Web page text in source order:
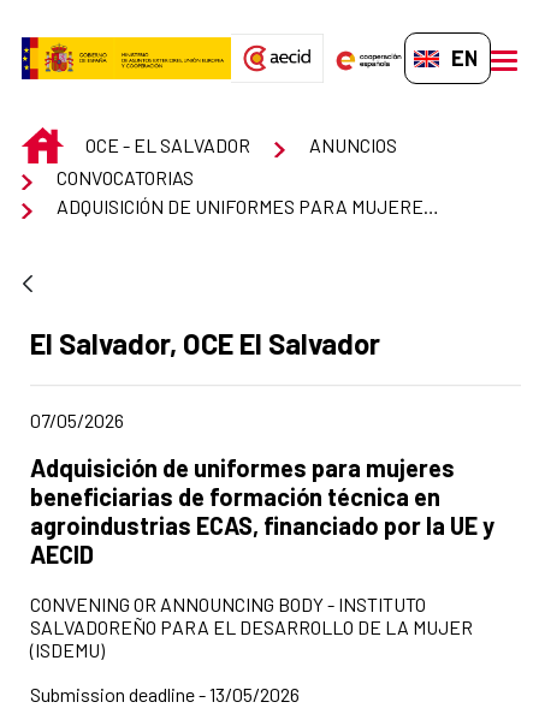
EN-GB
INICIOOCE - EL SALVADOR
ANUNCIOS
CONVOCATORIAS
Ad section:
El Salvador, OCE El Salvador
Date of publication of the news item
07/05/2026
Title of the announcement:
Adquisición de uniformes para mujeres
beneficiarias de formación técnica en
agroindustrias ECAS, financiado por la UE y
AECID
CONVENING OR ANNOUNCING BODY - INSTITUTO
SALVADOREÑO PARA EL DESARROLLO DE LA MUJER
(ISDEMU)
Submission deadline - 13/05/2026